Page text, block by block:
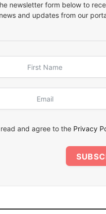
newsletter form below to
and updates from our
and agree to the Privacy